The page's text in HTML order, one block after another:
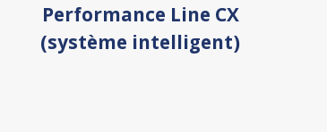
Performance Line CX
(système intelligent)